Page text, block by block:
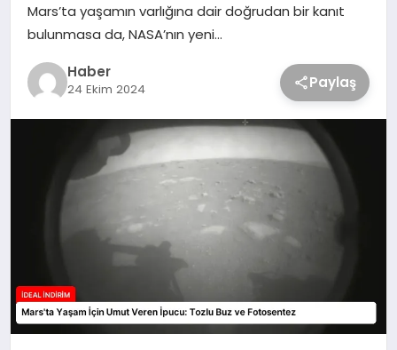
Mars’ta yaşamın varlığına dair doğrudan bir kanıt
bulunmasa da, NASA’nın yeni…
Haber
24 Ekim 2024 Paylaş